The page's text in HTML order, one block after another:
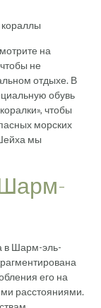
на
не
отдыхе. В
обувь
чтобы
морских
мы
в Шарм-эль-
его на
расстояниями.